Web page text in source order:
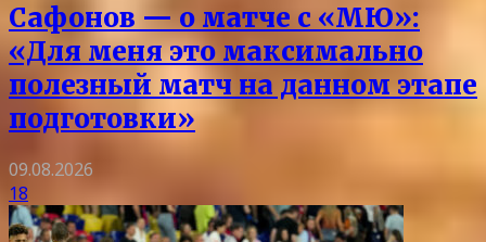
Сафонов — о матче с «МЮ»:
«Для меня это максимально
полезный матч на данном этапе
подготовки»
09.08.2026
18